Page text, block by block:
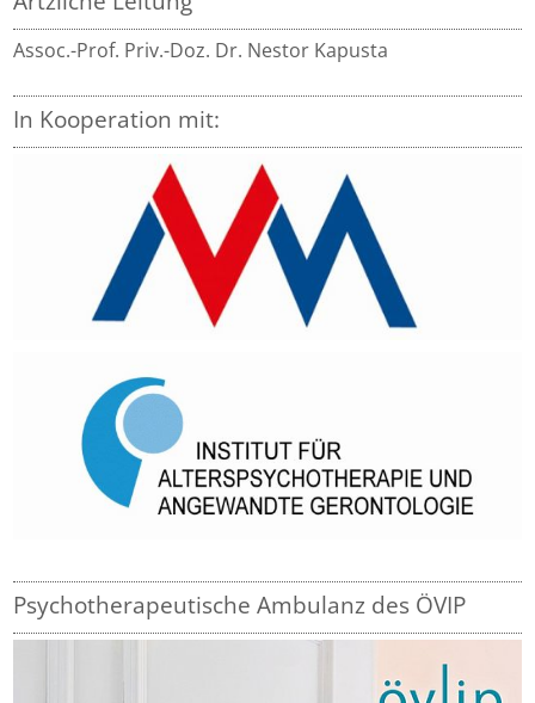
Assoc.-Prof. Priv.-Doz. Dr. Nestor Kapusta
In Kooperation mit:
Psychotherapeutische Ambulanz des ÖVIP